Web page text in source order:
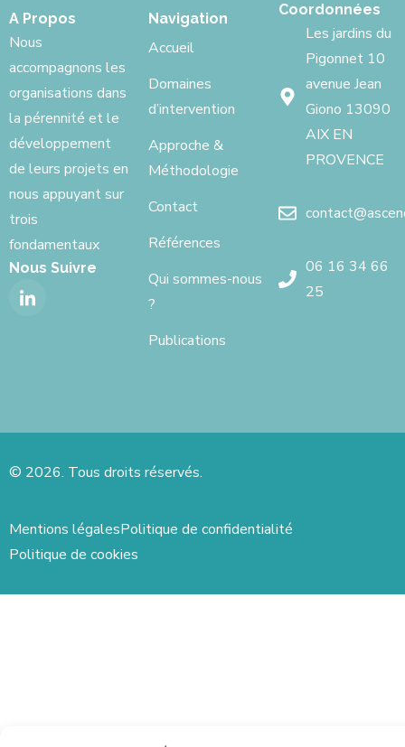
A Propos
Nous
accompagnons les
organisations dans
la pérennité et le
développement
de leurs projets en
nous appuyant sur
trois
fondamentaux
Nous Suivre
Navigation
Accueil
Domaines
d’intervention
Approche &
Méthodologie
Contact
Références
Qui sommes-nous
?
Publications
Coordonnées
Les jardins du
Pigonnet 10
avenue Jean
Giono 13090
AIX EN
PROVENCE
06 16 34 66
25
© 2026. Tous droits réservés.
Mentions légalesPolitique de confidentialité
Politique de cookies